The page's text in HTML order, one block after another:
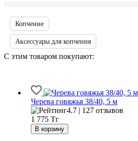
Копчение
Аксессуары для копчения
С этим товаром покупают:
Черева говяжья 38/40, 5 м
4.7 | 127 отзывов
1 775 Тг